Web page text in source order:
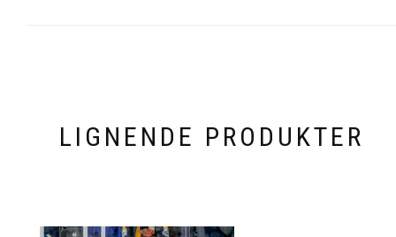
LIGNENDE PRODUKTER